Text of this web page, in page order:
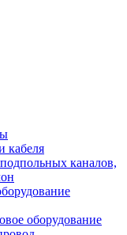
кабеля
каналов,
оборудование